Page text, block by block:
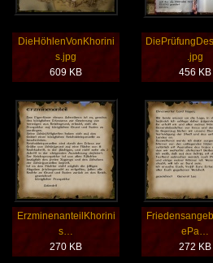
DieHöhlenVonKhorini
s.jpg
609 KB
.jpg
456 KB
ErzminenanteilKhorini
s…
270 KB
ePa…
272 KB